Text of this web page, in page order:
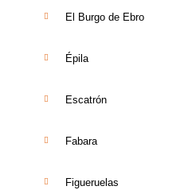
El Burgo de Ebro
Épila
Escatrón
Fabara
Figueruelas